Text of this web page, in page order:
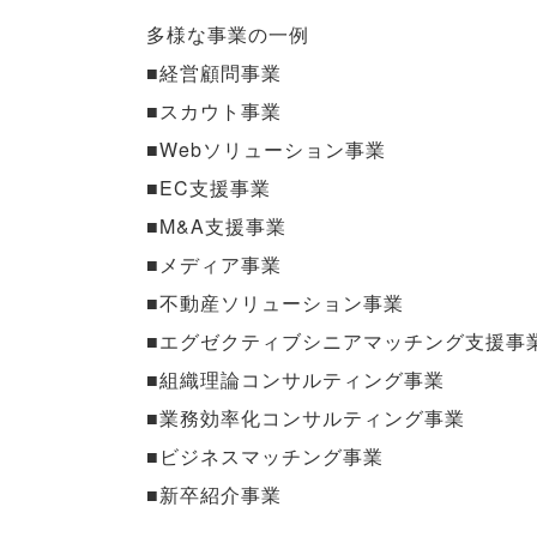
多様な事業の一例
■経営顧問事業
■スカウト事業
■Webソリューション事業
■EC支援事業
■M&A支援事業
■メディア事業
■不動産ソリューション事業
■エグゼクティブシニアマッチング支援事
■組織理論コンサルティング事業
■業務効率化コンサルティング事業
■ビジネスマッチング事業
■新卒紹介事業